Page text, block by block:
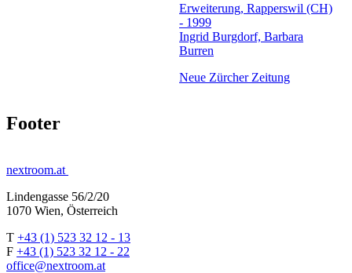
Erweiterung, Rapperswil (CH)
- 1999
Ingrid Burgdorf, Barbara
Burren
Neue Zürcher Zeitung
Footer
nextroom.at
Lindengasse 56/2/20
1070 Wien, Österreich
T +43 (1) 523 32 12 - 13
F +43 (1) 523 32 12 - 22
office@nextroom.at